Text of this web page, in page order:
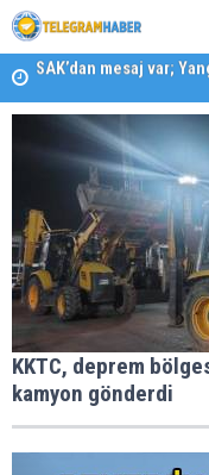
SAK’dan mesaj var;
Karabağlar ‘da
KKTC, deprem
kamyon gönderdi